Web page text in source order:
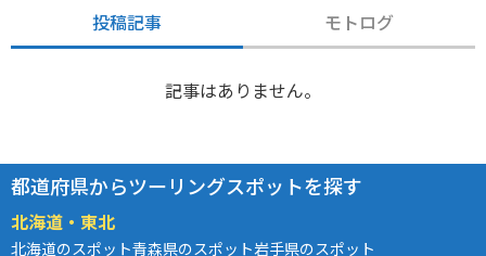
投稿記事 モトログ
記事はありません。
都道府県からツーリングスポットを探す
北海道・東北
北海道のスポット青森県のスポット岩手県のスポット